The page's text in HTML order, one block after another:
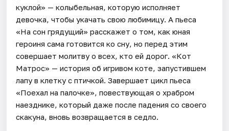
куклой» — колыбельная, которую исполняет
девочка, чтобы укачать свою любимицу. А пьеса
«На сон грядущий» расскажет о том, как юная
героиня сама готовится ко сну, но перед этим
совершает молитву о всех, кто ей дорог. «Кот
Матрос» — история об игривом коте, запустившем
лапу в клетку с птичкой. Завершает цикл пьеса
«Поехал на палочке», повествующая о храбром
наезднике, который даже после падения со своего
скакуна, вновь возвращается в седло.